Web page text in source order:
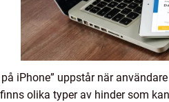
iPhone” uppstår när
olika typer av hinder som